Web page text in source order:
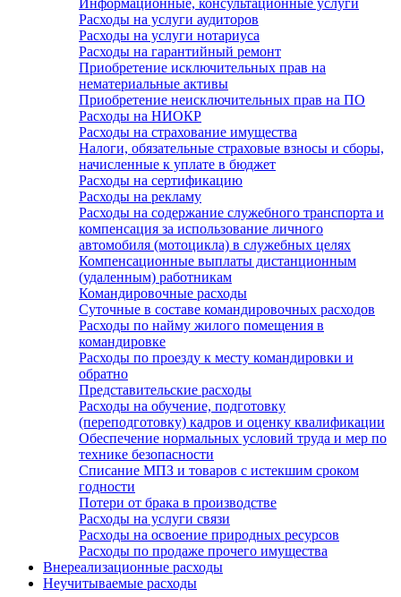
Информационные, консультационные услуги
Расходы на услуги аудиторов
Расходы на услуги нотариуса
Расходы на гарантийный ремонт
Приобретение исключительных прав на
нематериальные активы
Приобретение неисключительных прав на ПО
Расходы на НИОКР
Расходы на страхование имущества
Налоги, обязательные страховые взносы и сборы,
начисленные к уплате в бюджет
Расходы на сертификацию
Расходы на рекламу
Расходы на содержание служебного транспорта и
компенсация за использование личного
автомобиля (мотоцикла) в служебных целях
Компенсационные выплаты дистанционным
(удаленным) работникам
Командировочные расходы
Суточные в составе командировочных расходов
Расходы по найму жилого помещения в
командировке
Расходы по проезду к месту командировки и
обратно
Представительские расходы
Расходы на обучение, подготовку
(переподготовку) кадров и оценку квалификации
Обеспечение нормальных условий труда и мер по
технике безопасности
Списание МПЗ и товаров с истекшим сроком
годности
Потери от брака в производстве
Расходы на услуги связи
Расходы на освоение природных ресурсов
Расходы по продаже прочего имущества
Внереализационные расходы
Неучитываемые расходы